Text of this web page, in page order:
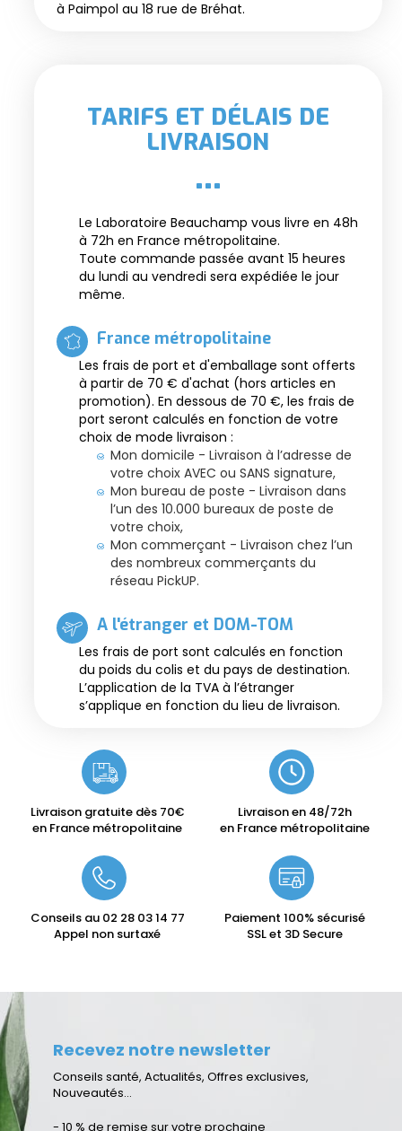
à Paimpol au 18 rue de Bréhat.
TARIFS ET DÉLAIS DE
LIVRAISON
Le Laboratoire Beauchamp vous livre en 48h
à 72h en France métropolitaine.
Toute commande passée avant 15 heures
du lundi au vendredi sera expédiée le jour
même.
France métropolitaine
Les frais de port et d'emballage sont offerts
à partir de 70 € d'achat (hors articles en
promotion). En dessous de 70 €, les frais de
port seront calculés en fonction de votre
choix de mode livraison :
Mon domicile - Livraison à l’adresse de
votre choix AVEC ou SANS signature,
Mon bureau de poste - Livraison dans
l’un des 10.000 bureaux de poste de
votre choix,
Mon commerçant - Livraison chez l’un
des nombreux commerçants du
réseau PickUP.
A l'étranger et DOM-TOM
Les frais de port sont calculés en fonction
du poids du colis et du pays de destination.
L’application de la TVA à l’étranger
s’applique en fonction du lieu de livraison.
Livraison gratuite dès 70€
en France métropolitaine
Livraison en 48/72h
en France métropolitaine
Conseils au 02 28 03 14 77
Appel non surtaxé
Paiement 100% sécurisé
SSL et 3D Secure
Recevez notre newsletter
Conseils santé, Actualités, Offres exclusives,
Nouveautés...
- 10 % de remise sur votre prochaine